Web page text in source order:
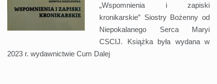
„Wspomnienia i zapiski
kronikarskie” Siostry Bożenny od
Niepokalanego Serca Maryi
CSCIJ. Książka była wydana w
2023 r. wydawnictwie Cum Dalej